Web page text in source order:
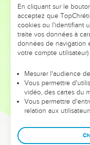
La formule de
Le Seigneur dit à
« Communique à
devront prononcer pour
“Que le Seigneur
Que le Seigneur
accueille favorablement !
Que le Seigneur
Lorsque les prêtres
En cliquant sur le
acceptez que
cookies ou l'identifiant
traite vos données à
données de navigation
votre compte
Mesurer l'audience
Vous permettre
vidéo, des cartes du
Vous permettre
relation aux